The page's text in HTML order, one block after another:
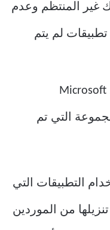
غير المنتظم وعدم
لم يتم
لن تحصل على أي دعم من Microsoft
التي تم
التطبيقات التي
من الموردين